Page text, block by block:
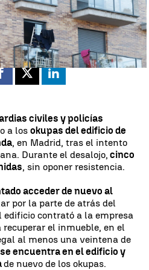
de 2023, 09:41
Facebook
X Linkedin
civiles y policías
a los okupas del edificio de
, en Madrid, tras el intento
Durante el desalojo, cinco
, sin oponer resistencia.
acceder de nuevo al
por la parte de atrás del
edificio contrató a la empresa
el inmueble, en el
al menos una veintena de
se encuentra en el edificio y
de nuevo de los okupas.